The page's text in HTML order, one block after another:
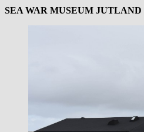
SEA WAR MUSEUM JUTLAND